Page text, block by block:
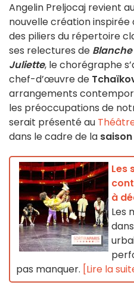
Angelin Preljocaj revient
nouvelle création inspirée
des piliers du répertoire
ses relectures de
Juliette, le chorégraphe
chef-d’œuvre de
arrangements
les préoccupations de
serait présenté au
dans le cadre de la
Les
à
Les
pas manquer. [Lire la